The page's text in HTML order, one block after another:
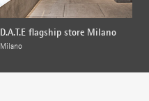
D.A.T.E flagship store Milano
Milano